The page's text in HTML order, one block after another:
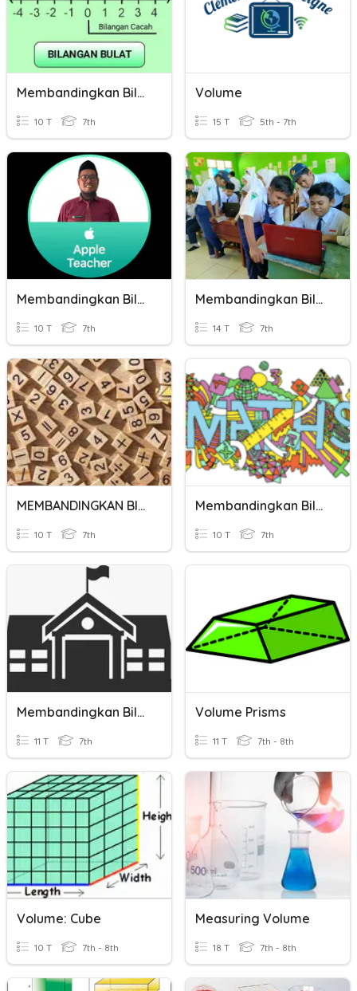
Membandingkan Bilangan Bulat
10 T 7th
Volume
15 T 5th - 7th
Membandingkan Bilangan Bulat
10 T 7th
Membandingkan Bilangan Bulat
14 T 7th
MEMBANDINGKAN BILANGAN BULAT
10 T 7th
Membandingkan Bilangan Bulat
10 T 7th
Membandingkan Bilangan Bulat
11 T 7th
Volume Prisms
11 T 7th - 8th
Volume: Cube
10 T 7th - 8th
Measuring Volume
18 T 7th - 8th